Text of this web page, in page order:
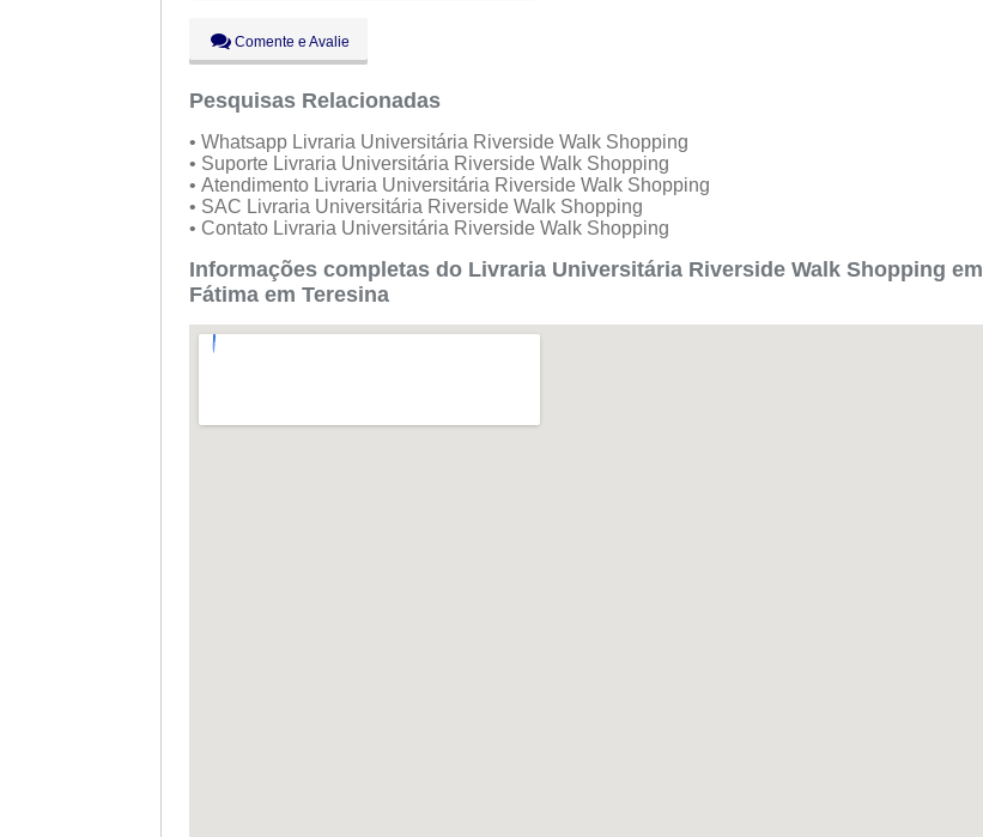
Sáb:
Dom:
Fechado
Comente e Avalie
Pesquisas Relacionadas
• Whatsapp Livraria Universitária Riverside Walk Shopping
• Suporte Livraria Universitária Riverside Walk Shopping
• Atendimento Livraria Universitária Riverside Walk Shopping
• SAC Livraria Universitária Riverside Walk Shopping
• Contato Livraria Universitária Riverside Walk Shopping
Informações completas do Livraria Universitária Riverside Walk Shopping em
Fátima em Teresina